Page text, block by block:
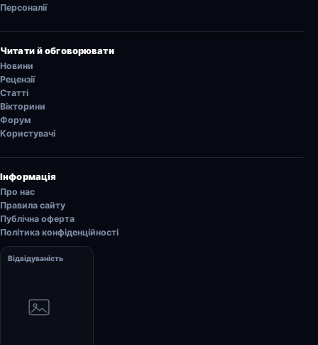
Персоналії
Читати й обговорювати
Новини
Рецензії
Статті
Вікторини
Форум
Користувачі
Інформація
Про нас
Правила сайту
Публічна оферта
Політика конфіденційності
Відвідуваність